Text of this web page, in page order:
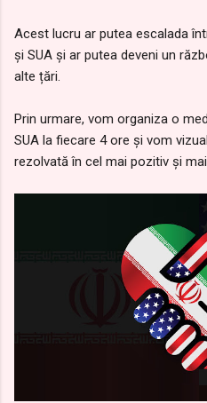
Acest lucru ar putea escalada
și SUA și ar putea deveni un
alte țări.
Prin urmare, vom organiza o
SUA la fiecare 4 ore și vom
rezolvată în cel mai pozitiv și